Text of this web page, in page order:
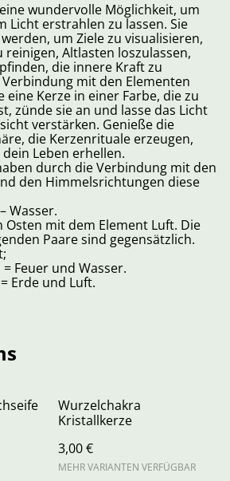
wundervolle Möglichkeit, um
Licht erstrahlen zu lassen. Sie
um Ziele zu visualisieren,
reinigen, Altlasten loszulassen,
die innere Kraft zu
mit den Elementen
eine Kerze in einer Farbe, die zu
zünde sie an und lasse das Licht
verstärken. Genieße die
die Kerzenrituale erzeugen,
Leben erhellen.
durch die Verbindung mit den
den Himmelsrichtungen diese
Wasser.
Osten mit dem Element Luft. Die
Paare sind gegensätzlich.
Feuer und Wasser.
Erde und Luft.
Wurzelchakra
Kristallkerze
3,00 €
MEHR VARIANTEN VERFÜGBAR